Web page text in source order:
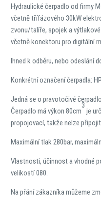
Hydraulické čerpadlo od firmy
včetně třífázového 30kW
zvonu/talíře, spojek a
včetně konektoru pro digitální
Ihned k odběru, nebo odeslání
Konkrétní označení čerpadla:
Jedná se o pravotočivé
Čerpadlo má výkon 80cm
3
je
propojovací, takže nelze
Maximální tlak 280bar,
Vlastnosti, účinnost a vhodné
velikostí 080.
Na přání zákazníka můžeme